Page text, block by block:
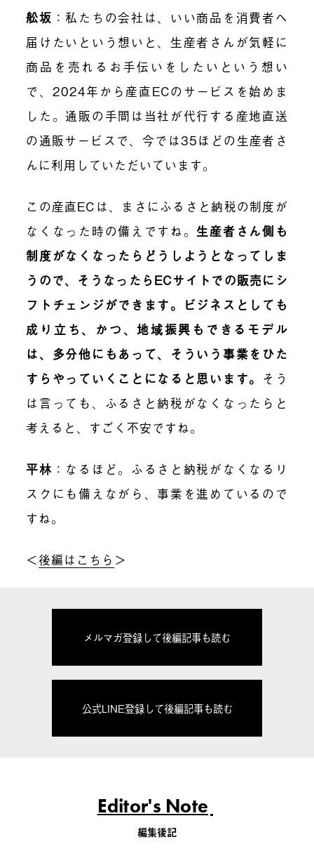
舩坂 ：私たちの会社は、いい商品を消費者へ
届けたいという想いと、生産者さんが気軽に
商品を売れるお手伝いをしたいという想い
で、2024年から産直ECのサービスを始めま
した。通販の手間は当社が代行する産地直送
の通販サービスで、今では35ほどの生産者さ
んに利用していただいています。
この産直ECは、まさにふるさと納税の制度が
なくなった時の備えですね。 生産者さん側も
制度がなくなったらどうしようとなってしま
うので、そうなったらECサイトでの販売にシ
フトチェンジができます。ビジネスとしても
成り立ち、かつ、地域振興もできるモデル
は、多分他にもあって、そういう事業をひた
すらやっていくことになると思います。 そう
は言っても、ふるさと納税がなくなったらと
考えると、すごく不安ですね。
平林 ：なるほど。ふるさと納税がなくなるリ
スクにも備えながら、事業を進めているので
すね。
＜後編はこちら ＞
メルマガ登録して後編記事も読む
公式LINE登録して後編記事も読む
Editor's Note
編集後記